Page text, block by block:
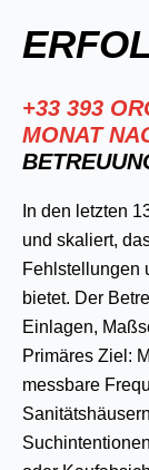
+33 393
MONAT
In den letzten
und skaliert,
Fehlstellungen
bietet. Der
Einlagen,
Primäres Ziel:
messbare